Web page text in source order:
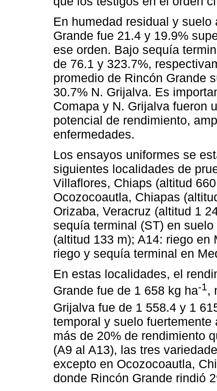
En humedad residual y
Grande fue 21.4 y 19.9%
ese orden. Bajo sequía
de 76.1 y 323.7%,
promedio de Rincón Grande
30.7% N. Grijalva. Es
Comapa y N. Grijalva fueron
potencial de rendimiento,
enfermedades.
Los ensayos uniformes se
siguientes localidades de
Villaflores, Chiaps (altitud
Ocozocoautla, Chiapas
Orizaba, Veracruz (altitud 1
sequía terminal (ST) en
(altitud 133 m); A14: riego en
riego y sequía terminal en
En estas localidades, el
Grande fue de 1 658 kg ha-1,
Grijalva fue de 1 558.4 y 1
temporal y suelo
más de 20% de rendimiento
(A9 al A13), las tres
excepto en Ocozocoautla,
donde Rincón Grande rindió